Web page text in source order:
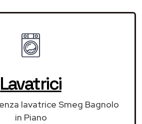
Lavatrici
lavatrice Smeg Bagnolo
in Piano